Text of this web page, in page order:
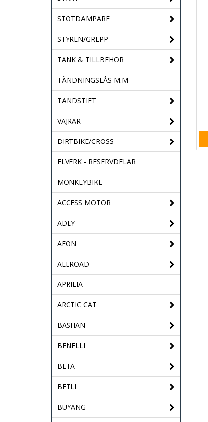
STÖTDÄMPARE
STYREN/GREPP
TANK & TILLBEHÖR
TÄNDNINGSLÅS M.M
TÄNDSTIFT
VAJRAR
DIRTBIKE/CROSS
ELVERK - RESERVDELAR
MONKEYBIKE
ACCESS MOTOR
ADLY
AEON
ALLROAD
APRILIA
ARCTIC CAT
BASHAN
BENELLI
BETA
BETLI
BUYANG